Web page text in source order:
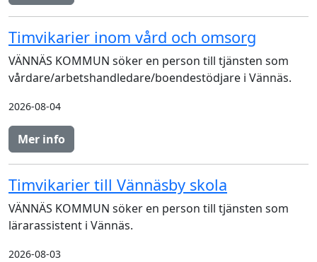
Timvikarier inom vård och omsorg
VÄNNÄS KOMMUN söker en person till tjänsten som
vårdare/arbetshandledare/boendestödjare i Vännäs.
2026-08-04
Mer info
Timvikarier till Vännäsby skola
VÄNNÄS KOMMUN söker en person till tjänsten som
lärarassistent i Vännäs.
2026-08-03